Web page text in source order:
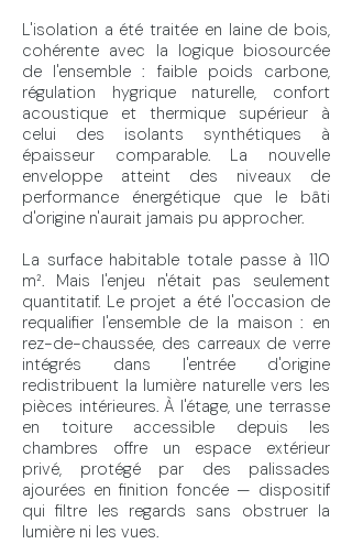
L'isolation a été traitée en laine de bois,
cohérente avec la logique biosourcée
de l'ensemble : faible poids carbone,
régulation hygrique naturelle, confort
acoustique et thermique supérieur à
celui des isolants synthétiques à
épaisseur comparable. La nouvelle
enveloppe atteint des niveaux de
performance énergétique que le bâti
d'origine n'aurait jamais pu approcher.
La surface habitable totale passe à 110
m². Mais l'enjeu n'était pas seulement
quantitatif. Le projet a été l'occasion de
requalifier l'ensemble de la maison : en
rez-de-chaussée, des carreaux de verre
intégrés dans l'entrée d'origine
redistribuent la lumière naturelle vers les
pièces intérieures. À l'étage, une terrasse
en toiture accessible depuis les
chambres offre un espace extérieur
privé, protégé par des palissades
ajourées en finition foncée — dispositif
qui filtre les regards sans obstruer la
lumière ni les vues.